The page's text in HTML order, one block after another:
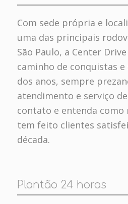
Com sede própria e
uma das principais
São Paulo, a Center
caminho de conquistas e
dos anos, sempre
atendimento e serviço
contato e entenda como
tem feito clientes
década.
Plantão 24 horas